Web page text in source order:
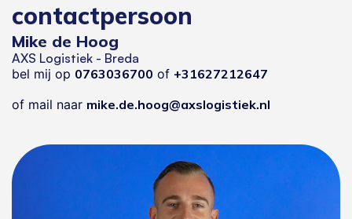
contactpersoon
Mike de Hoog
AXS Logistiek - Breda
bel mij op 0763036700 of +31627212647
of mail naar mike.de.hoog@axslogistiek.nl